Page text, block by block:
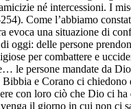
né intercessioni. I
Come l’abbiamo
evoca una situazione di
oggi: delle persone
per combattere e
le persone mandate da
Bibbia e Corano ci chiedono
con loro ciò che Dio ci ha
il giorno in cui non ci